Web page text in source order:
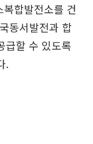
합발전소를 건
동서발전과 합
급할 수 있도록
.